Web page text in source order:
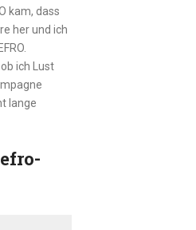
kam, dass
her und ich
ich Lust
lange